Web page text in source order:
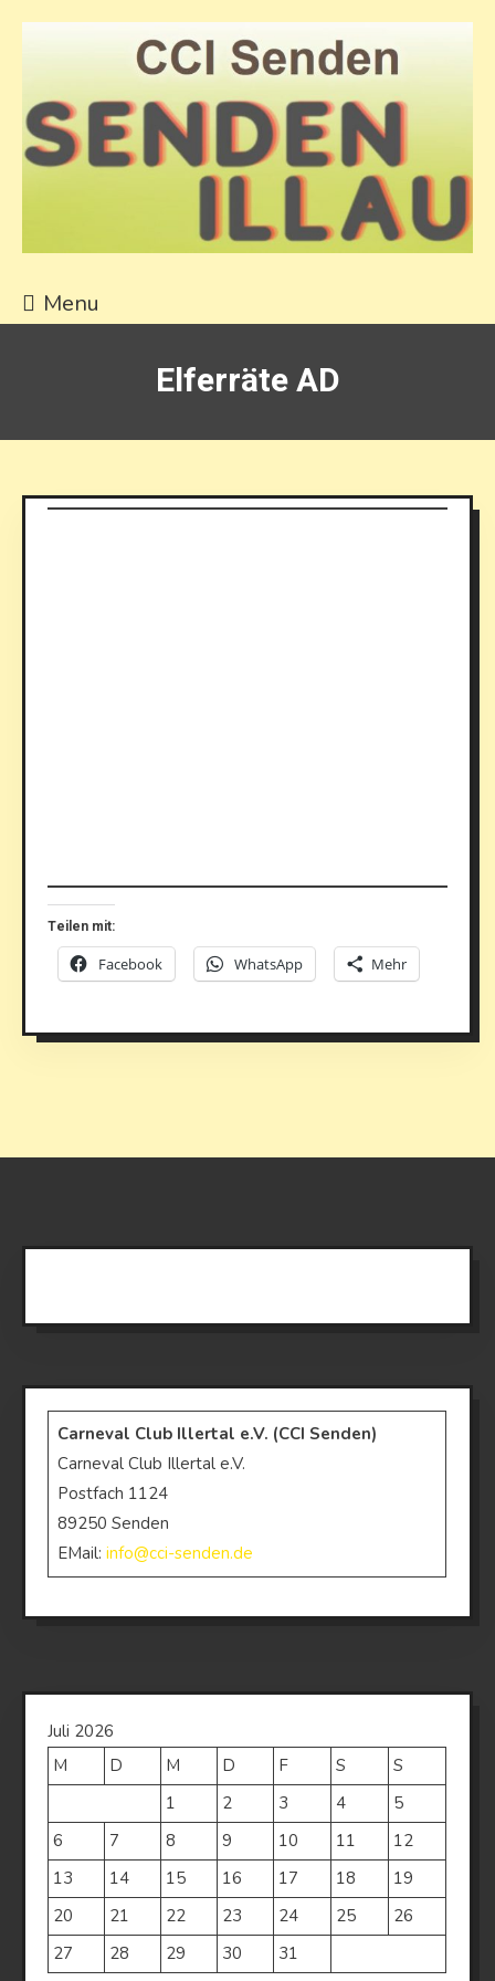
CCI Senden
Menu
Elferräte AD
Teilen mit:
Facebook
WhatsApp Mehr
Carneval Club Illertal e.V. (CCI Senden)
Carneval Club Illertal e.V.
Postfach 1124
89250 Senden
EMail: info@cci-senden.de
Juli 2026
M
D M D F S
S
1
2 3 4
5
6
7 8 9 10 11
12
13
14 15 16 17 18
19
20
21 22 23 24 25
26
27
28 29 30 31